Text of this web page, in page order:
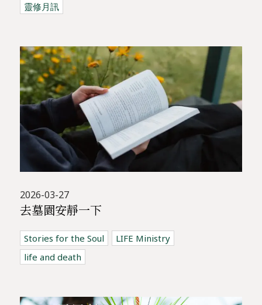
靈修月訊
2026-03-27
去墓園安靜一下
Stories for the Soul
LIFE Ministry
life and death